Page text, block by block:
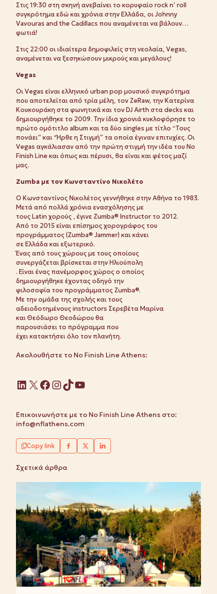
Στις 19:30 στη σκηνή ανεβαίνει το κορυφαίο rock n’ roll
συγκρότημα εδώ και χρόνια στην Ελλάδα, οι Johnny
Vavouras and the Cadillacs που αναμένεται να βάλουν…
φωτιά!
Στις 22:00 οι ιδιαίτερα δημοφιλείς στη νεολαία, Vegas,
αναμένεται να ξεσηκώσουν μικρούς και μεγάλους!
Vegas
Οι Vegas είναι ελληνικό urban pop μουσικό συγκρότημα
που αποτελείται από τρία μέλη, τον ZeRaw, την Κατερίνα
Κουκουράκη στα φωνητικά και τον DJ Airth στα decks και
δημιουργήθηκε το 2009. Την ίδια χρονιά κυκλοφόρησε το
πρώτο ομότιτλο album και τα δύο singles με τίτλο “Τους
πονάει” και “Ήρθε η Στιγμή” τα οποία έγιναν επιτυχίες. Οι
Vegas αγκάλιασαν από την πρώτη στιγμή την ιδέα του No
Finish Line και όπως και πέρυσι, θα είναι και φέτος μαζί
μας.
Zumba με τον Κωνσταντίνο Νικολέτο
Ο Κωνσταντίνος Νικολέτος γεννήθηκε στην Αθήνα το 1983.
Μετά από πολλά χρόνια ενασχόλησης με
τους Latin χορούς , έγινε Zumba® Instructor το 2012.
Από το 2015 είναι επίσημος χορογράφος του
προγράμματος (Zumba® Jammer) και κάνει
σε Ελλάδα και εξωτερικό.
Ένας από τους χώρους με τους οποίους
συνεργάζεται βρίσκεται στην Ηλιούπολη
. Είναι ένας πανέμορφος χώρος ο οποίος
δημιουργήθηκε έχοντας οδηγό την
φιλοσοφία του προγράμματος Zumba®.
Με την ομάδα της σχολής και τους
αδειοδοτημένους instructors Σερεβέτα Μαρίνα
και Θεόδωρο Θεοδώρου θα
παρουσιάσει το πρόγραμμα που
έχει κατακτήσει όλο τον πλανήτη.
Ακολουθήστε το No Finish Line Athens:
Linkedin
X Facebook
Instagram
TikTok
YouTube
Επικοινωνήστε με το No Finish Line Athens στο:
info@nflathens.com
Copy link
Σχετικά άρθρα